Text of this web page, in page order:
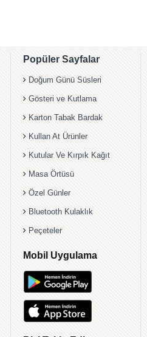
Popüler Sayfalar
Doğum Günü Süsleri
Gösteri ve Kutlama
Karton Tabak Bardak
Kullan At Ürünler
Kutular Ve Kırpık Kağıt
Masa Örtüsü
Özel Günler
Bluetooth Kulaklık
Peçeteler
Mobil Uygulama